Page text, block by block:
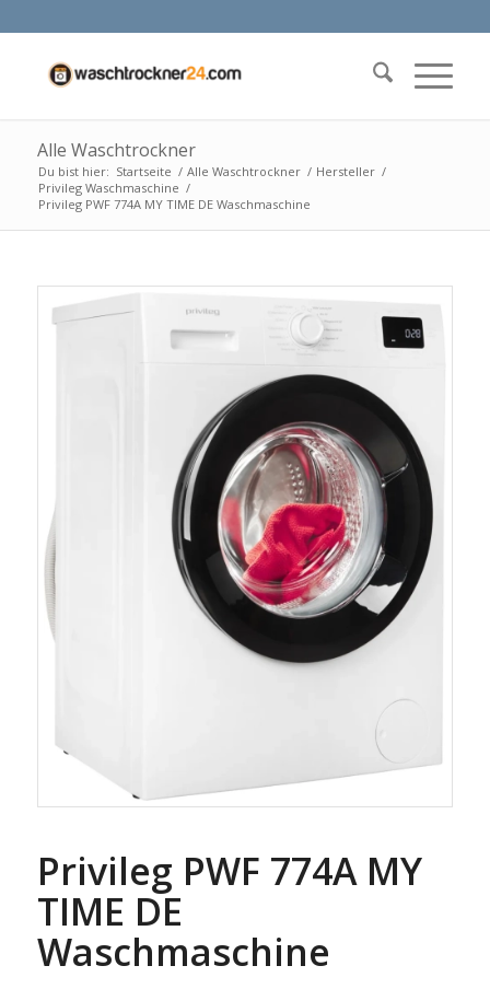
Alle Waschtrockner
Du bist hier: Startseite / Alle Waschtrockner / Hersteller /
Privileg Waschmaschine /
Privileg PWF 774A MY TIME DE Waschmaschine
Privileg PWF 774A MY
TIME DE
Waschmaschine